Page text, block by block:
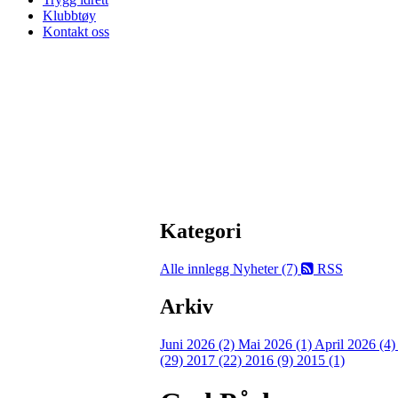
Klubbtøy
Kontakt oss
Kategori
Alle innlegg Nyheter (7) RSS
Arkiv
Juni 2026 (2) Mai 2026 (1) April 2026 (4)
(29) 2017 (22) 2016 (9) 2015 (1)